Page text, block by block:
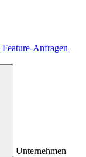
Feature-Anfragen
Unternehmen